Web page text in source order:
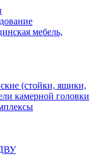
мебель,
(стойки, ящики,
камерной головки